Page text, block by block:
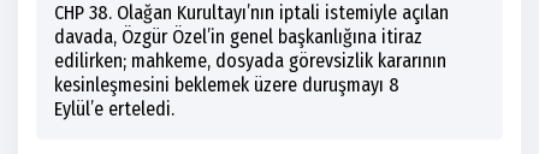
CHP 38. Olağan Kurultayı’nın iptali istemiyle açılan
davada, Özgür Özel’in genel başkanlığına itiraz
edilirken; mahkeme, dosyada görevsizlik kararının
kesinleşmesini beklemek üzere duruşmayı 8
Eylül’e erteledi.